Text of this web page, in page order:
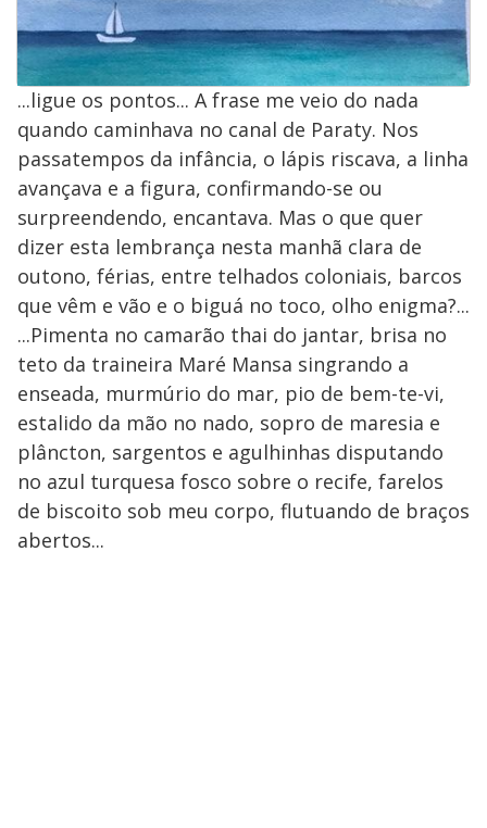
...ligue os pontos... A frase me veio do nada
quando caminhava no canal de Paraty. Nos
passatempos da infância, o lápis riscava, a linha
avançava e a figura, confirmando-se ou
surpreendendo, encantava. Mas o que quer
dizer esta lembrança nesta manhã clara de
outono, férias, entre telhados coloniais, barcos
que vêm e vão e o biguá no toco, olho enigma?...
...Pimenta no camarão thai do jantar, brisa no
teto da traineira Maré Mansa singrando a
enseada, murmúrio do mar, pio de bem-te-vi,
estalido da mão no nado, sopro de maresia e
plâncton, sargentos e agulhinhas disputando
no azul turquesa fosco sobre o recife, farelos
de biscoito sob meu corpo, flutuando de braços
abertos...